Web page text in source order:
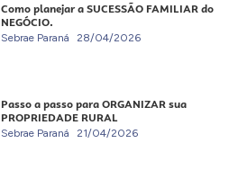
Como planejar a SUCESSÃO FAMILIAR do
NEGÓCIO.
Sebrae Paraná 28/04/2026
Passo a passo para ORGANIZAR sua
PROPRIEDADE RURAL
Sebrae Paraná 21/04/2026